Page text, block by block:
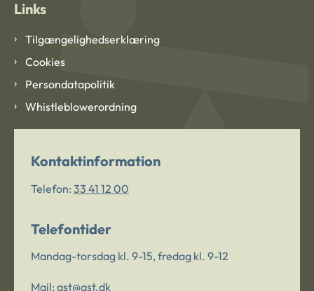
Links
Tilgængelighedserklæring
Cookies
Persondatapolitik
Whistleblowerordning
Kontaktinformation
Telefon: 33 41 12 00
Telefontider
Mandag-torsdag kl. 9-15, fredag kl. 9-12
Mail: ast@ast.dk